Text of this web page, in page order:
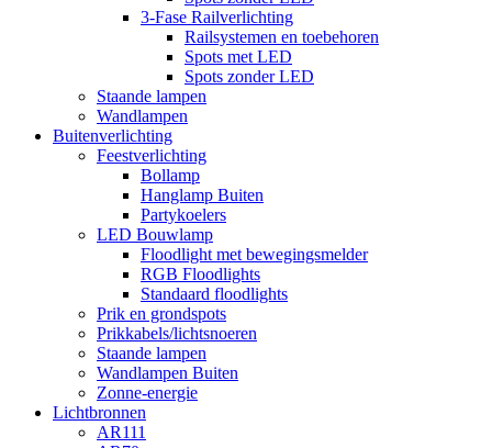
3-Fase Railverlichting
Railsystemen en toebehoren
Spots met LED
Spots zonder LED
Staande lampen
Wandlampen
Buitenverlichting
Feestverlichting
Bollamp
Hanglamp Buiten
Partykoelers
LED Bouwlamp
Floodlight met bewegingsmelder
RGB Floodlights
Standaard floodlights
Prik en grondspots
Prikkabels/lichtsnoeren
Staande lampen
Wandlampen Buiten
Zonne-energie
Lichtbronnen
AR111